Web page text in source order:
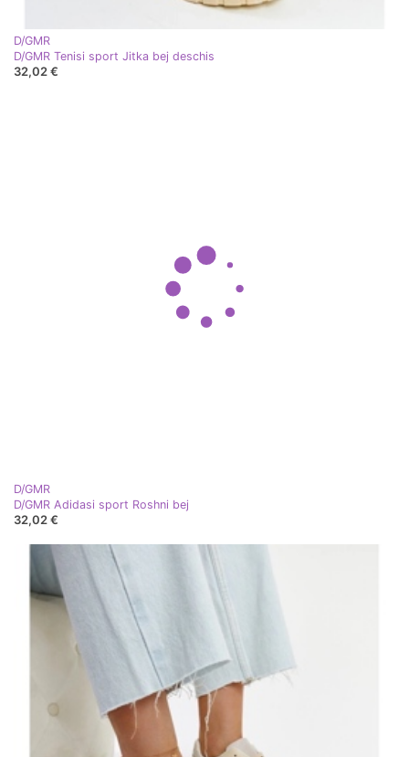
D/GMR
D/GMR Tenisi sport Jitka bej deschis
32,02 €
D/GMR
D/GMR Adidasi sport Roshni bej
32,02 €